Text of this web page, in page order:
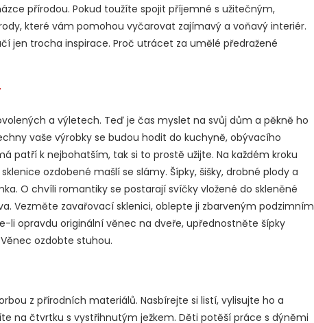
přírodou. Pokud toužíte spojit příjemné s užitečným,
které vám pomohou vyčarovat zajímavý a voňavý interiér.
jen trocha inspirace. Proč utrácet za umělé předražené
a výletech. Teď je čas myslet na svůj dům a pěkně ho
vaše výrobky se budou hodit do kuchyně, obývacího
patří k nejbohatším, tak si to prostě užijte. Na každém kroku
ozdobené mašlí se slámy. Šípky, šišky, drobné plody a
O chvíli romantiky se postarají svíčky vložené do skleněné
Vezměte zavařovací sklenici, oblepte ji zbarveným podzimním
li opravdu originální věnec na dveře, upřednostněte šípky
ozdobte stuhou.
z přírodních materiálů. Nasbírejte si listí, vylisujte ho a
na čtvrtku s vystřihnutým ježkem. Děti potěší práce s dýněmi